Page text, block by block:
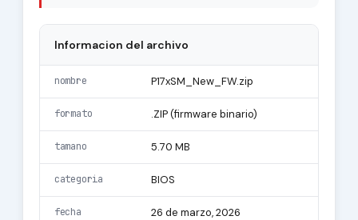
Informacion del archivo
nombre P17xSM_New_FW.zip
formato .ZIP (firmware binario)
tamano 5.70 MB
categoria BIOS
fecha 26 de marzo, 2026